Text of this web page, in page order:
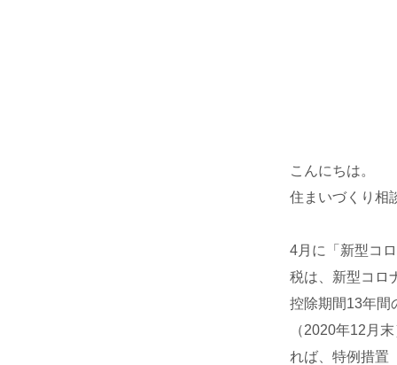
こんにちは。
住まいづくり相
4月に「新型コ
税は、新型コロ
控除期間13年間
（2020年12月
れば、特例措置